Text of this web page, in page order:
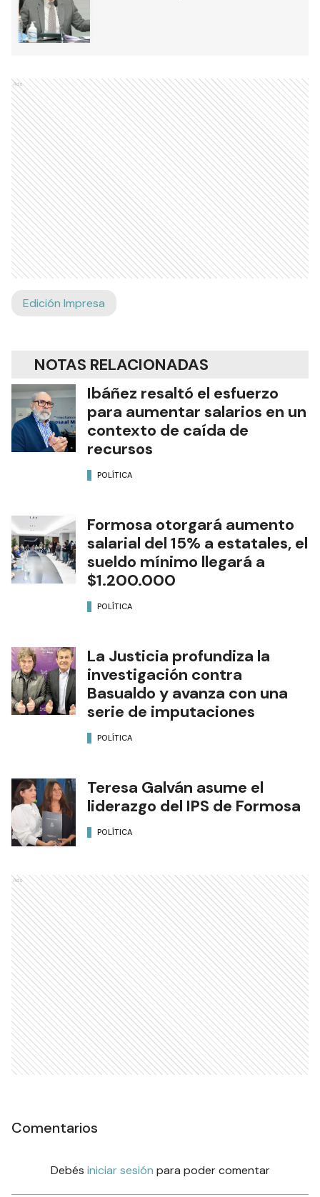
Ads
Edición Impresa
NOTAS RELACIONADAS
Ibáñez resaltó el esfuerzo
para aumentar salarios en un
contexto de caída de
recursos
POLÍTICA
Formosa otorgará aumento
salarial del 15% a estatales, el
sueldo mínimo llegará a
$1.200.000
POLÍTICA
La Justicia profundiza la
investigación contra
Basualdo y avanza con una
serie de imputaciones
POLÍTICA
Teresa Galván asume el
liderazgo del IPS de Formosa
POLÍTICA
Ads
Comentarios
Debés iniciar sesión para poder comentar